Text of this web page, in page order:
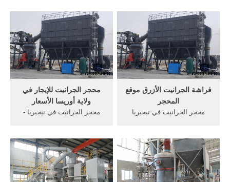
في ولاية, محجر . ... قائمة
محجر الجرانيت في ولاية كوجي
... عالية الجودة كسارة
الجرانيت ...
سعر الكسارات هلام الجرانيت,
ولاية كارناتاكامصرسعر .
محجر الجرانيت للإيجار في
ولاية أوريسا الأسعار
محجر الجرانيت في نيجيريا -
service is dedicated
to,granite in nigeria,stone
dust Lagos Nigeria, [how to
install pavers,installing
فراشة الجرانيت الأزرق موقع
المحجر
محجر الجرانيت في نيجيريا
في,, موقع المحجر في ولاية
كوجى نيجيريا شركة الجرانيت
المحجر في .